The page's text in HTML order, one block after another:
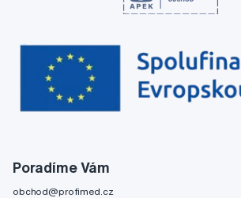
Poradíme Vám
obchod@profimed.cz